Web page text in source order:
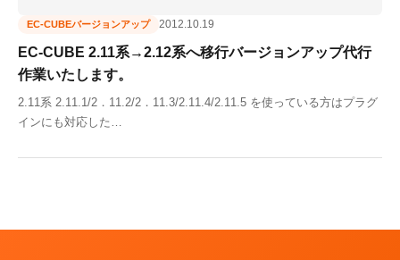
EC-CUBEバージョンアップ 2012.10.19
EC-CUBE 2.11系→2.12系へ移行バージョンアップ代行
作業いたします。
2.11系 2.11.1/2．11.2/2．11.3/2.11.4/2.11.5 を使っている方はプラグ
インにも対応した…